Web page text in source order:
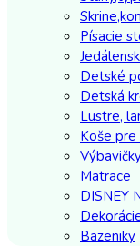
Písacie
Detské
Detská
Lustre,
Koše
Matrace
DISNEY
Bazeniky